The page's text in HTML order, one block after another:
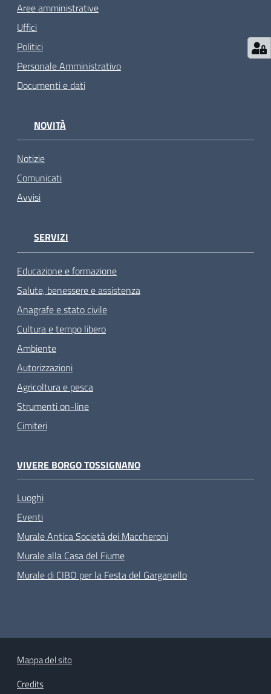
Aree amministrative
Uffici
Politici
Personale Amministrativo
Documenti e dati
NOVITÀ
Notizie
Comunicati
Avvisi
SERVIZI
Educazione e formazione
Salute, benessere e assistenza
Anagrafe e stato civile
Cultura e tempo libero
Ambiente
Autorizzazioni
Agricoltura e pesca
Strumenti on-line
Cimiteri
VIVERE BORGO TOSSIGNANO
Luoghi
Eventi
Murale Antica Società dei Maccheroni
Murale alla Casa del Fiume
Murale di CIBO per la Festa del Garganello
Mappa del sito
Credits